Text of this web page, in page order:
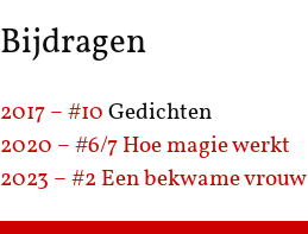
Bijdragen
2017 – #10 Gedichten
2020 – #6/7 Hoe magie werkt
2023 – #2 Een bekwame vrouw